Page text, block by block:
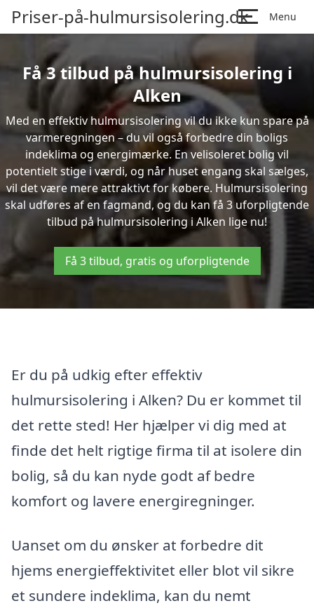
Priser-på-hulmursisolering.dk Menu
Få 3 tilbud på hulmursisolering i
Alken
Med en effektiv hulmursisolering vil du ikke kun spare på
varmeregningen – du vil også forbedre din boligs
indeklima og energimærke. En velisoleret bolig vil
potentielt stige i værdi, og når huset engang skal sælges,
vil det være mere attraktivt for købere. Hulmursisolering
skal udføres af en fagmand, og du kan få 3 uforpligtende
tilbud på hulmursisolering i Alken lige nu!
Få 3 tilbud, gratis og uforpligtende
Er du på udkig efter effektiv
hulmursisolering i Alken? Du er kommet til
det rette sted! Her hjælper vi dig med at
finde det helt rigtige firma til at isolere din
bolig, så du kan nyde godt af bedre
komfort og lavere energiregninger.
Uanset om du ønsker at forbedre dit
hjems energieffektivitet eller blot vil sikre
et sundere indeklima, kan du nemt